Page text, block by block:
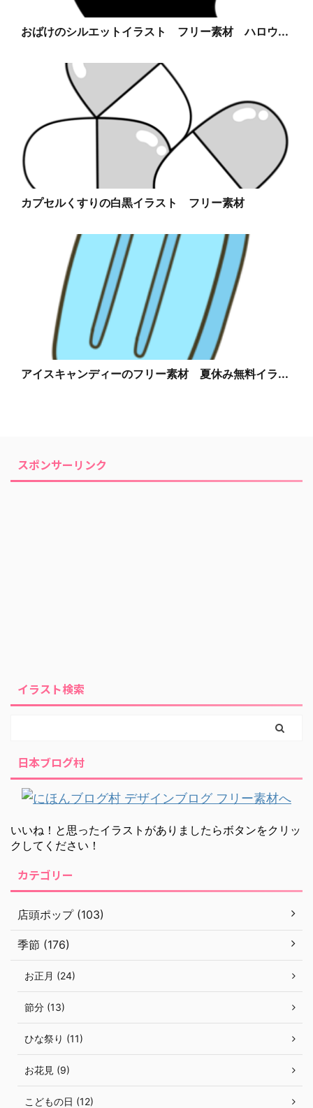
おばけのシルエットイラスト フリー素材 ハロウ...
カプセルくすりの白黒イラスト フリー素材
アイスキャンディーのフリー素材 夏休み無料イラ...
スポンサーリンク
イラスト検索
日本ブログ村
いいね！と思ったイラストがありましたらボタンをクリッ
クしてください！
カテゴリー
店頭ポップ (103)
季節 (176)
お正月 (24)
節分 (13)
ひな祭り (11)
お花見 (9)
こどもの日 (12)